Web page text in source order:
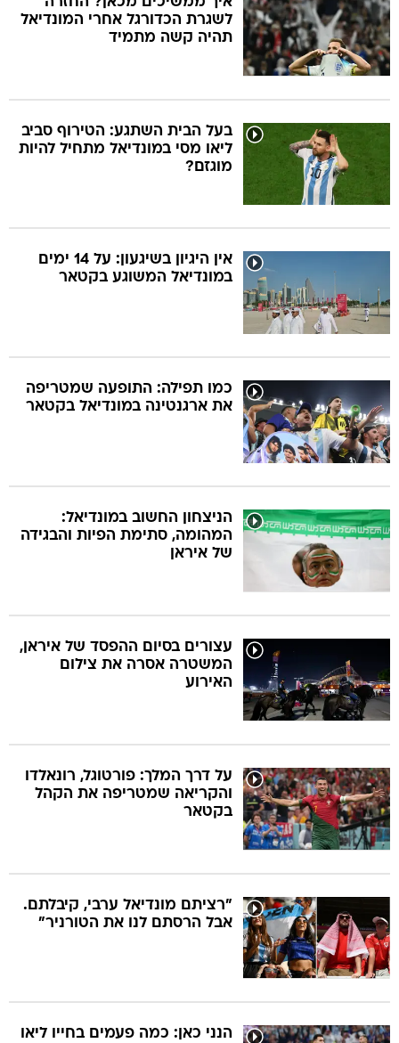
לשגרת הכדורגל אחרי המונדיאל
תהיה קשה מתמיד
בעל הבית השתגע: הטירוף סביב
ליאו מסי במונדיאל מתחיל להיות
מוגזם?
אין היגיון בשיגעון: על 14 ימים
במונדיאל המשוגע בקטאר
כמו תפילה: התופעה שמטריפה
את ארגנטינה במונדיאל בקטאר
הניצחון החשוב במונדיאל:
המהומה, סתימת הפיות והבגידה
של איראן
עצורים בסיום ההפסד של איראן,
המשטרה אסרה את צילום
האירוע
על דרך המלך: פורטוגל, רונאלדו
והקריאה שמטריפה את הקהל
בקטאר
"רציתם מונדיאל ערבי, קיבלתם.
אבל הרסתם לנו את הטורניר"
הנני כאן: כמה פעמים בחייו ליאו